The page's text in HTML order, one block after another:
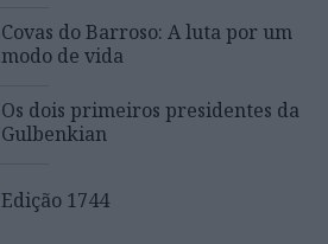
Covas do Barroso: A luta por um
modo de vida
Os dois primeiros presidentes da
Gulbenkian
Edição 1744